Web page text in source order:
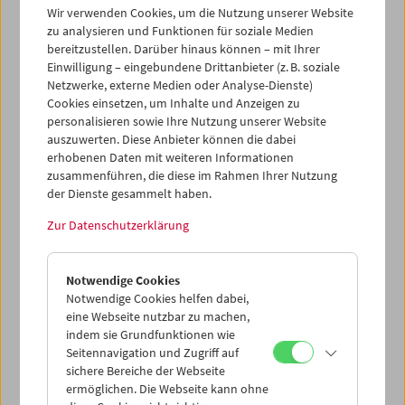
Hommage an Frieda Grafe
Vortrag von Klaus Theweleit
3. Mai 2010
Frieda Grafe (1934–2002) war die bedeutendste Stimme
im deutschsprachigen Schreiben über Film nach dem
Krieg – und die erste, die eine Ahnung von Pop und neuer
(französischer) Philosophie in die deutsche Kulturkritik
in ­Paris gesammelt hatte, transformierte sie ab 1961 in
einen unnachahmlichen, zutiefst zeitgenössischen
Schreibton. Dieser „Grafe-Touch“ (Klaus Theweleit) war
durchdrungen von allem, was der Film mit der Sprache,
dem Alltag, dem Leben der modernen Menschen
angestellt hatte. Grafe eröffnete ihren Lesern den Film als
eine neue Art zu denken. Dabei blieb sie stets „elektrisch“,
lebendig, unberechenbar, in jedem ihrer Sätze. Die heute
Wir verwenden Cookies, um die Nutzung unserer Website
zu analysieren und Funktionen für soziale Medien
bereitzustellen. Darüber hinaus können – mit Ihrer
Einwilligung – eingebundene Drittanbieter (z. B. soziale
Netzwerke, externe Medien oder Analyse-Dienste)
Cookies einsetzen, um Inhalte und Anzeigen zu
personalisieren sowie Ihre Nutzung unserer Website
auszuwerten. Diese Anbieter können die dabei
erhobenen Daten mit weiteren Informationen
zusammenführen, die diese im Rahmen Ihrer Nutzung
der Dienste gesammelt haben.
Zur Datenschutzerklärung
Notwendige Cookies
Notwendige Cookies helfen dabei,
eine Webseite nutzbar zu machen,
indem sie Grundfunktionen wie
Seitennavigation und Zugriff auf
sichere Bereiche der Webseite
ermöglichen. Die Webseite kann ohne